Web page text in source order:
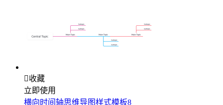
收藏
立即使用
横向时间轴思维导图样式模板8